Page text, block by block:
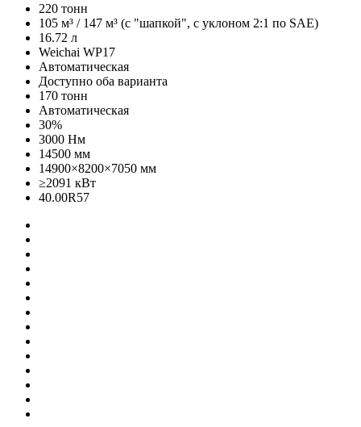
220 тонн
105 м³ / 147 м³ (c "шапкой", с уклоном 2:1 по SAE)
16.72 л
Weichai WP17
Автоматическая
Доступно оба варианта
170 тонн
Автоматическая
30%
3000 Нм
14500 мм
14900×8200×7050 мм
≥2091 кВт
40.00R57